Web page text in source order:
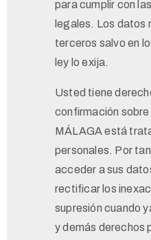
para cumplir con
legales. Los datos
terceros salvo en
ley lo exija.
Usted tiene
confirmación
MÁLAGA está
personales. Por
acceder a sus
rectificar los
supresión cuando
y demás derechos